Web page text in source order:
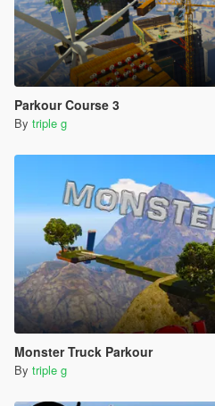
Parkour Course 3
By triple g
Monster Truck Parkour
By triple g